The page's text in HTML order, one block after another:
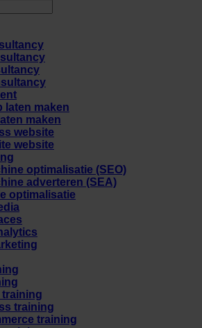
laten maken
maken
website
website
optimalisatie (SEO)
adverteren (SEA)
optimalisatie
training
training
training